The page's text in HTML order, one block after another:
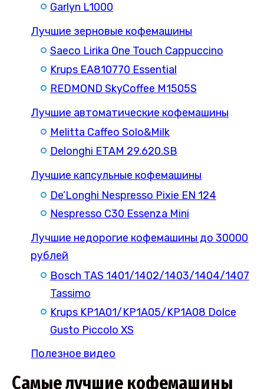
Garlyn L1000
Лучшие зерновые кофемашины
Saeco Lirika One Touch Cappuccino
Krups EA810770 Essential
REDMOND SkyCoffee M1505S
Лучшие автоматические кофемашины
Melitta Caffeo Solo&Milk
Delonghi ETAM 29.620.SB
Лучшие капсульные кофемашины
De’Longhi Nespresso Pixie EN 124
Nespresso C30 Essenza Mini
Лучшие недорогие кофемашины до 30000
рублей
Bosch TAS 1401/1402/1403/1404/1407
Tassimo
Krups KP1A01/KP1A05/KP1A08 Dolce
Gusto Piccolo XS
Полезное видео
Самые лучшие кофемашины